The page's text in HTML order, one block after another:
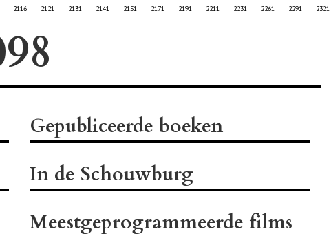
2116 2121 2131 2141 2151 2171 2191 2211 2231 2261 2291 2321
Gepubliceerde boeken
In de Schouwburg
Meestgeprogrammeerde films